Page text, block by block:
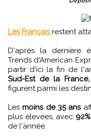
Les Françaisrestent
D'après la dernière
Trends d'American
partir d'ici la fin de
Sud-Est de la
figurent parmi les
Lesmoins de 35 ans
plus élevées, avec
de l'année.